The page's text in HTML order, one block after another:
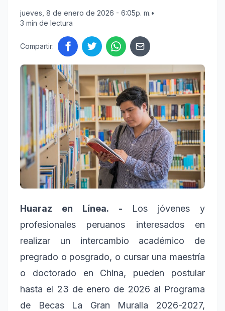
jueves, 8 de enero de 2026 - 6:05p. m.•
3 min de lectura
Compartir:
Huaraz en Línea. -
Los jóvenes y
profesionales peruanos interesados en
realizar un intercambio académico de
pregrado o posgrado, o cursar una maestría
o doctorado en China, pueden postular
hasta el 23 de enero de 2026 al Programa
de Becas La Gran Muralla 2026-2027,